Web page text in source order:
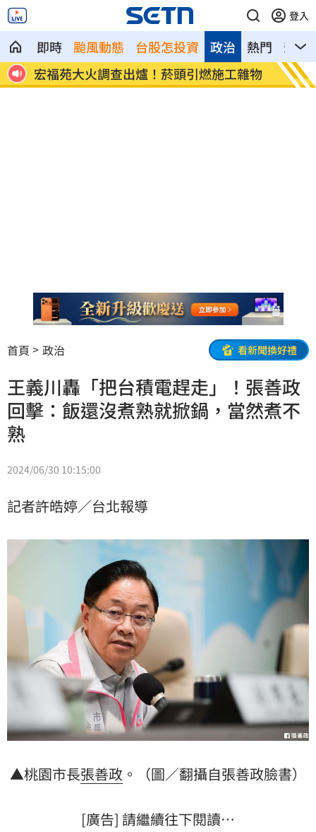
登入
即時 颱風動態 台股怎投資 熱門 影音
政治
物
定投10年翻逾5倍 這檔吸引存股族卡
位！
新／
首頁 政治 看新聞換好禮
王義川轟「把台積電趕走」！張善政
回擊：飯還沒煮熟就掀鍋，當然煮不
熟
2024/06/30 10:15:00
記者許皓婷／台北報導
▲桃園市長張善政 。（圖／翻攝自張善政臉書）
[廣告] 請繼續往下閱讀…